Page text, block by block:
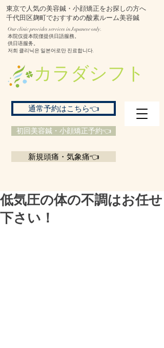
東京で人気の美容鍼・小顔矯正をお探しの方へ
千代田区麹町でおすすめの酸素ルーム美容鍼
​カラダシフト
初回美容鍼・小顔矯正予約👈
通常予約はこちら👈
新規頭痛・気象痛👈
Our clinic provides services in Japanese only.
本院仅提本院僅提供日語服務。
供日语服务。
저희 클리닉은 일본어로만 진료합니다.
低気圧の体の不調はお任せ
下さい！